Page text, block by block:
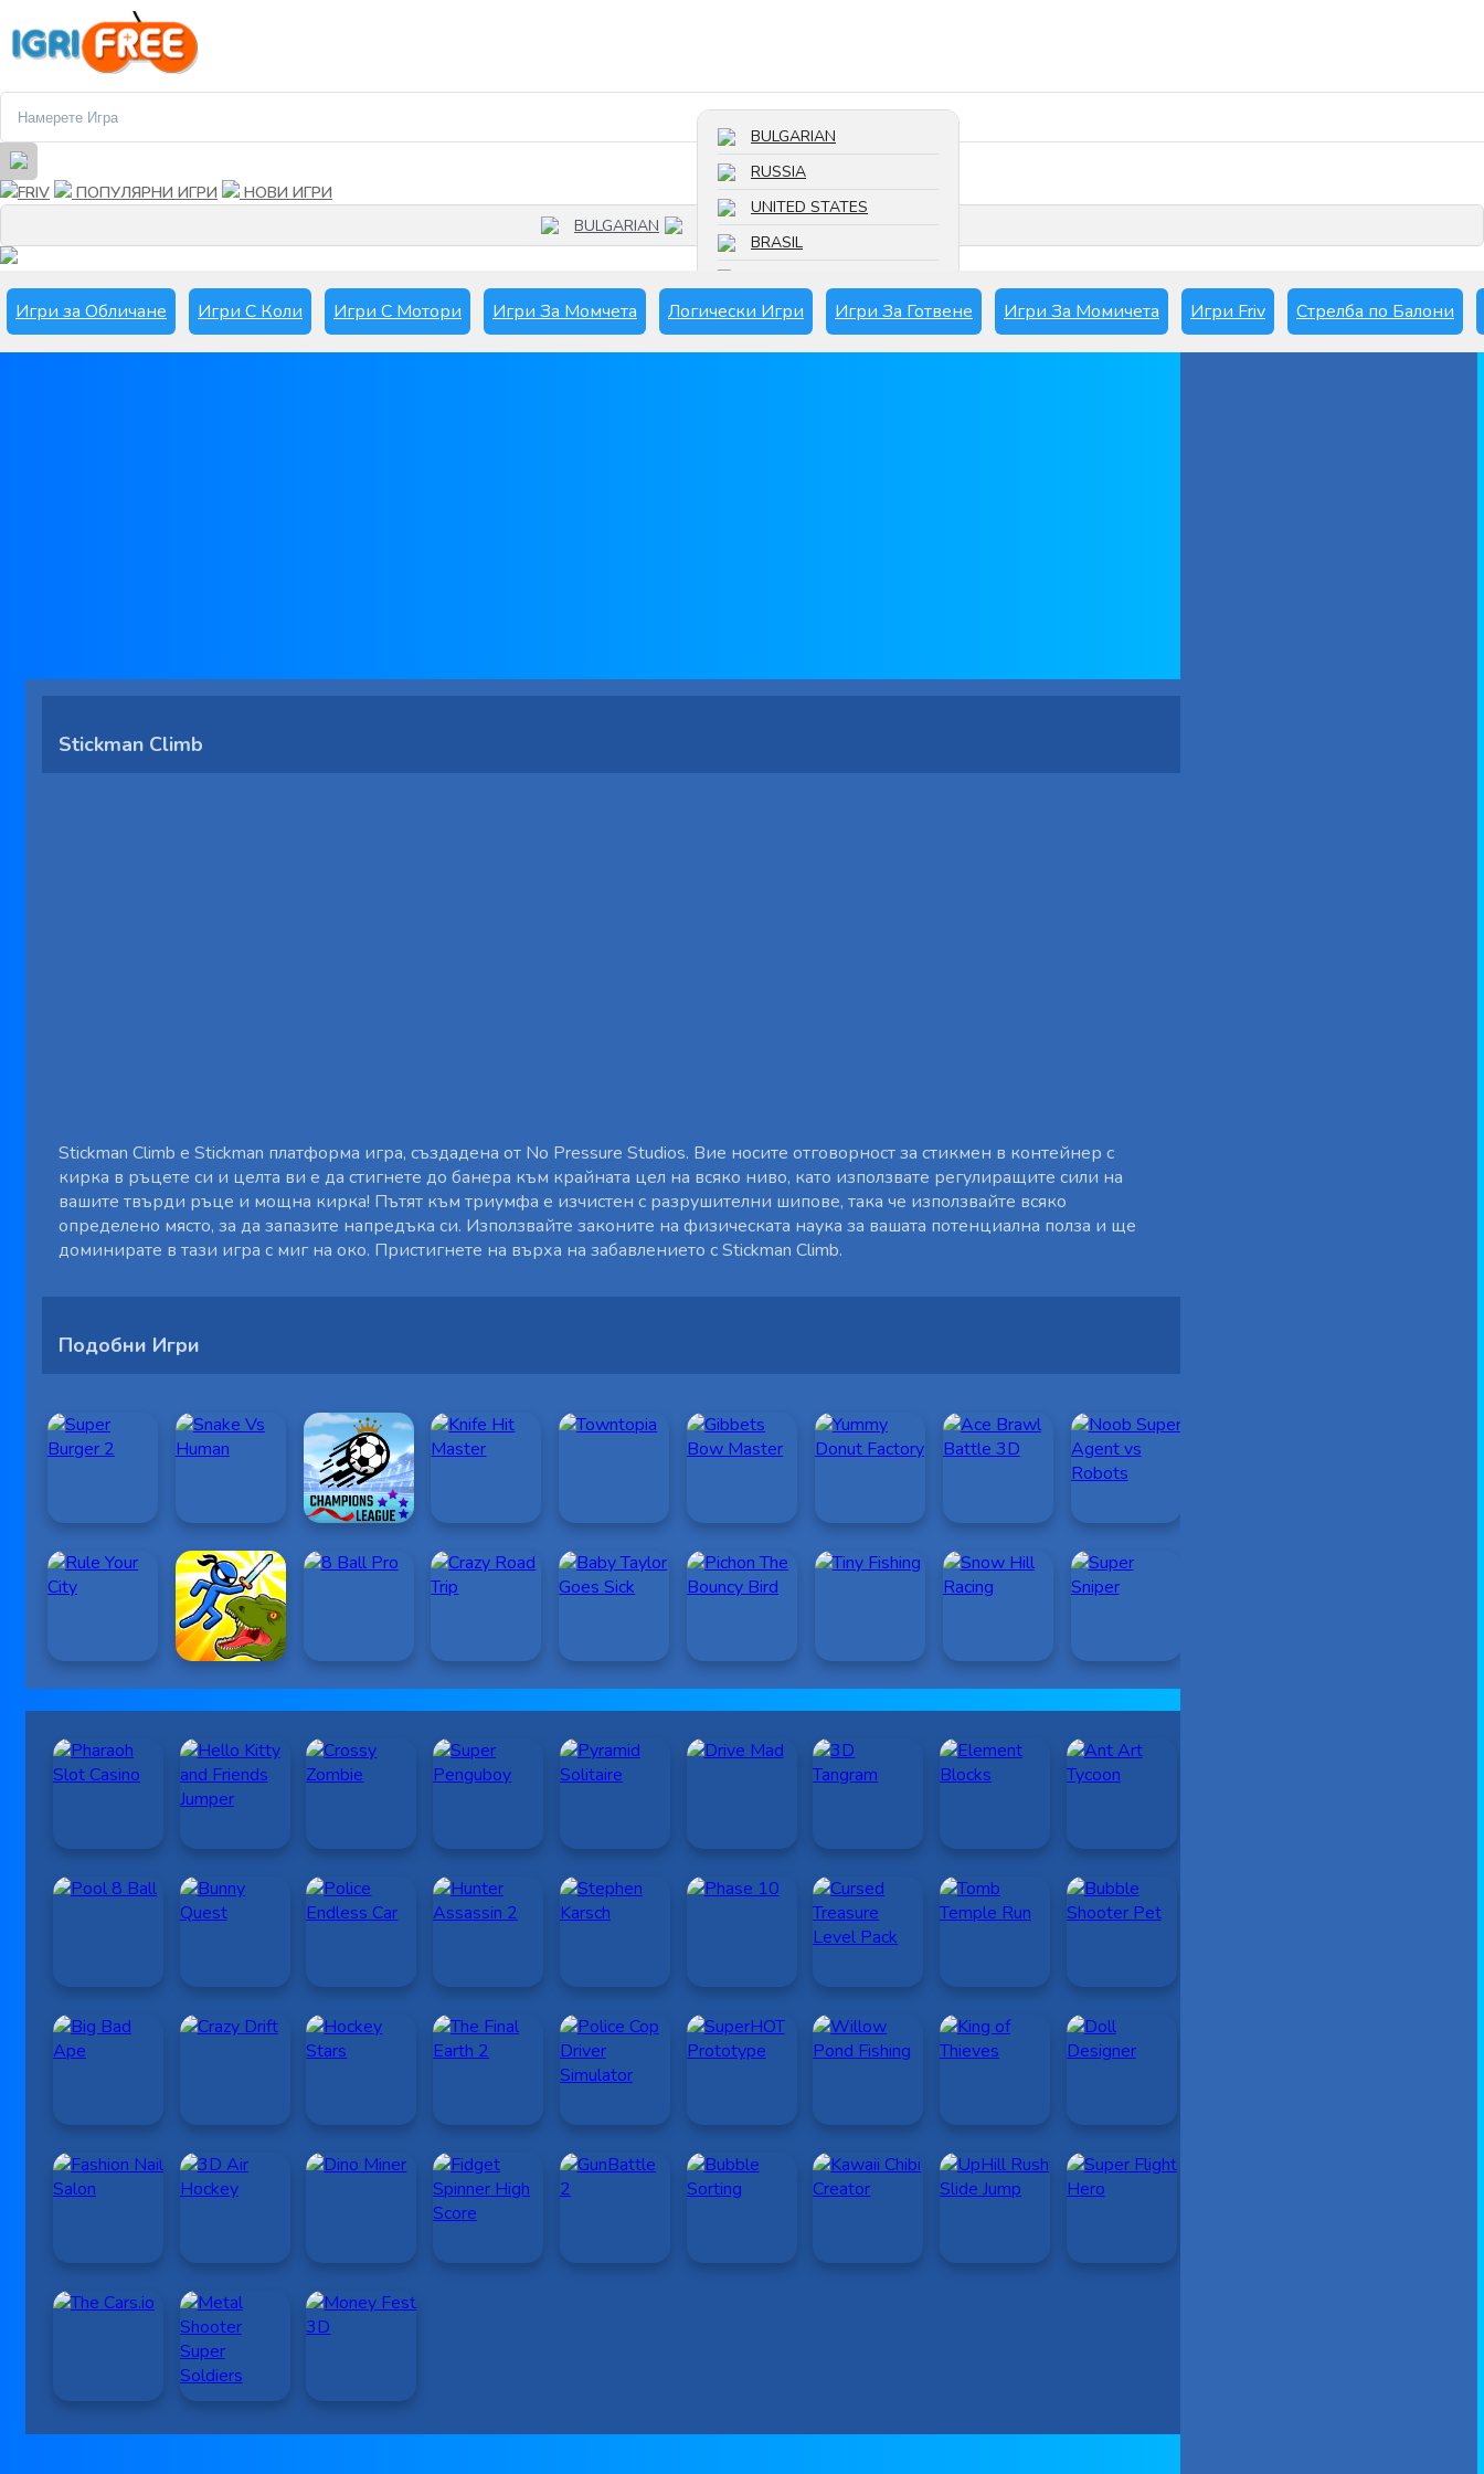
FRIV ПОПУЛЯРНИ ИГРИ
НОВИ ИГРИ
BULGARIAN
BULGARIAN
RUSSIA
UNITED STATES
BRASIL
SPAIN
Игри за Обличане Игри С Коли Игри С Мотори Игри За Момчета Логически Игри Игри За Готвене Игри За Момичета Игри Friv Стрелба по Балони
Stickman Climb
Stickman Climb е Stickman платформа игра, създадена от No Pressure Studios. Вие носите отговорност за стикмен в контейнер с
кирка в ръцете си и целта ви е да стигнете до банера към крайната цел на всяко ниво, като използвате регулиращите сили на
вашите твърди ръце и мощна кирка! Пътят към триумфа е изчистен с разрушителни шипове, така че използвайте всяко
определено място, за да запазите напредъка си. Използвайте законите на физическата наука за вашата потенциална полза и ще
доминирате в тази игра с миг на око. Пристигнете на върха на забавлението с Stickman Climb.
Подобни Игри